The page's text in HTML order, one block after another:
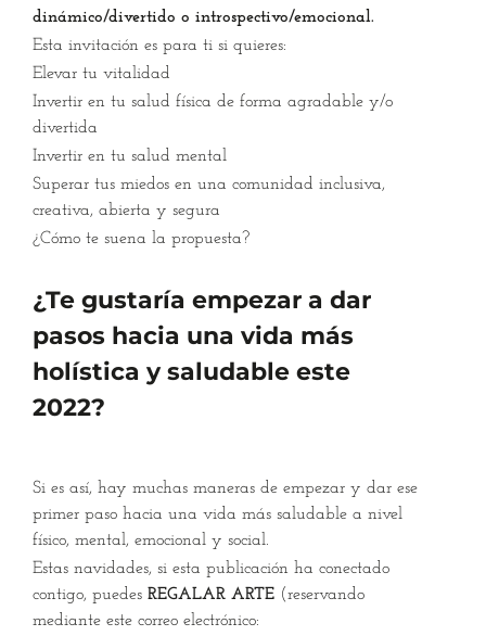
dinámico/divertido o introspectivo/emocional.
Esta invitación es para ti si quieres:
Elevar tu vitalidad
Invertir en tu salud física de forma agradable y/o
divertida
Invertir en tu salud mental
Superar tus miedos en una comunidad inclusiva,
creativa, abierta y segura
¿Cómo te suena la propuesta?
¿Te gustaría empezar a dar
pasos hacia una vida más
holística y saludable este
2022?
Si es así, hay muchas maneras de empezar y dar ese
primer paso hacia una vida más saludable a nivel
físico, mental, emocional y social.
Estas navidades, si esta publicación ha conectado
contigo, puedes REGALAR ARTE (reservando
mediante este correo electrónico: